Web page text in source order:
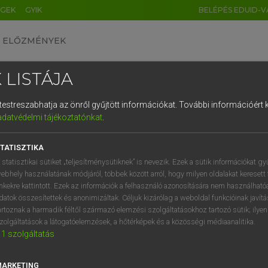
GYIK BELÉPÉS EDUID-
ELŐZMÉNYEK
egyetemes nagyszótár
VAN ELŐFIZETÉSED?
megtekintéséhez.
LISTÁJA
az önről gyűjtött információkat. További információért
tájékoztatónkat.
statisztikai sütiket „teljesítménysütiknek” is nevezik. Ezek a sütik információkat
használatának módjáról, többek között arról, hogy milyen oldalakat keresett
kattintott. Ezek az információk a felhasználó azonosítására nem
összesítettek és anonimizáltak. Céljuk kizárólag a weboldal funkcióinak
a harmadik féltől származó elemzési szolgáltatásokhoz tartozó sütik;
a látogatóelemzések, a hőtérképek és a közösségi médiaanalitika.
1 szolgáltatás
DE CN FR ES IT NL
1 2 3 4 5 6 7 8 9
q w e r t z u i
a s d f g h j k l é
í y x c v b n m , .